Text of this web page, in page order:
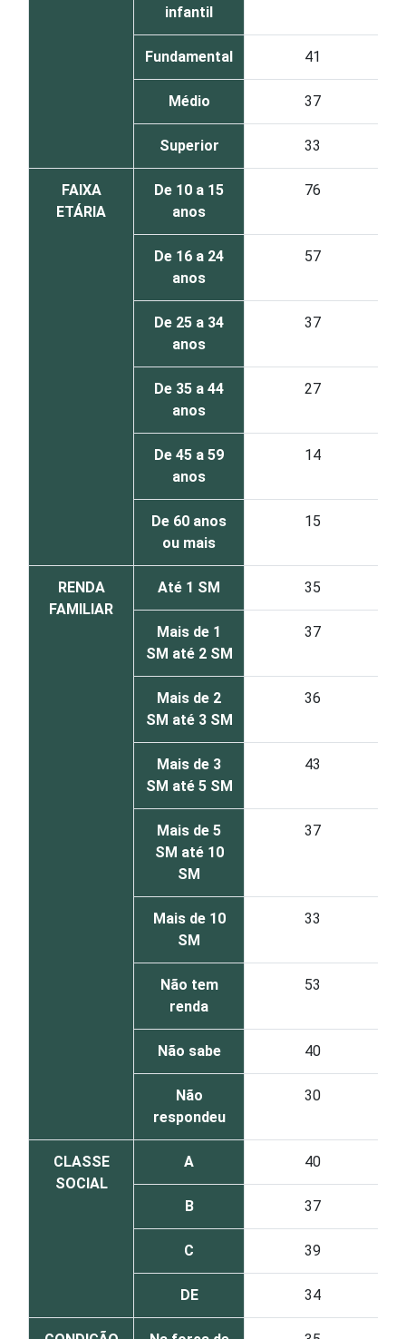
infantil
Fundamental 41
Médio 37
Superior 33
FAIXA
ETÁRIA
De 10 a 15
anos
76
De 16 a 24
anos
57
De 25 a 34
anos
37
De 35 a 44
anos
27
De 45 a 59
anos
14
De 60 anos
ou mais
15
RENDA
FAMILIAR
Até 1 SM 35
Mais de 1
SM até 2 SM
37
Mais de 2
SM até 3 SM
36
Mais de 3
SM até 5 SM
43
Mais de 5
SM até 10
SM
37
Mais de 10
SM
33
Não tem
renda
53
Não sabe 40
Não
respondeu
30
CLASSE
SOCIAL
A 40
B 37
C 39
DE 34